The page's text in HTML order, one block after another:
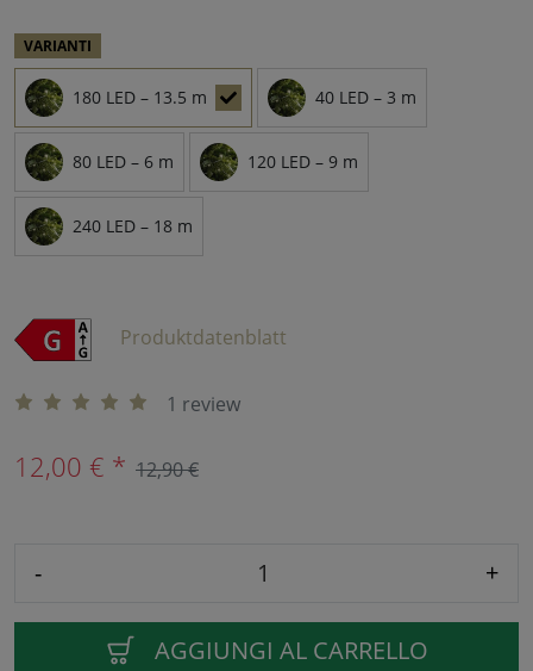
VARIANTI
180 LED – 13.5 m 40 LED – 3 m
80 LED – 6 m 120 LED – 9 m
240 LED – 18 m
Produktdatenblatt
1 review
12,00 € * 12,90 €
- +
AGGIUNGI AL CARRELLO